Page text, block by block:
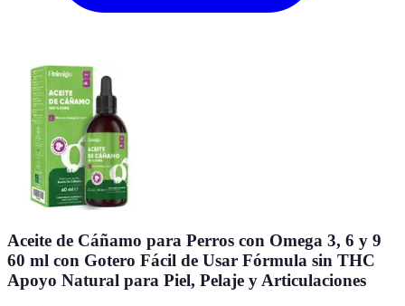
Aceite de Cáñamo para Perros con Omega 3, 6 y 9
60 ml con Gotero Fácil de Usar Fórmula sin THC
Apoyo Natural para Piel, Pelaje y Articulaciones